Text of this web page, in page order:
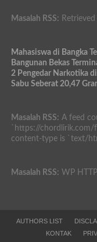
Masalah RSS:
Mahasiswa di Bangka
Bangunan Bekas
2 Pengedar Narkotika
Sabu Seberat 20,47
Masalah RSS: A feed
`https://chordlirik.com/
content-type is `text/
Masalah RSS: WP
AUTHORS LIST
KONTAK